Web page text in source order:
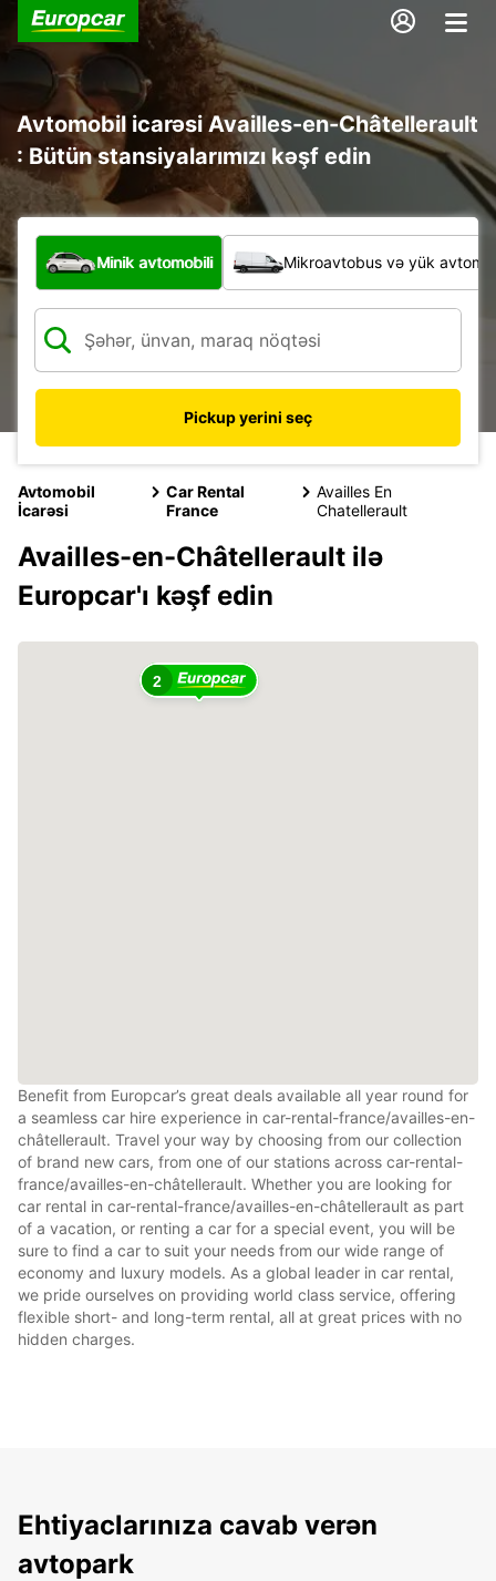
Avtomobil icarəsi Availles-en-Châtellerault
: Bütün stansiyalarımızı kəşf edin
Hansı növ nəqliyyat vasitəsi?
Minik avtomobili Mikroavtobus və yük
Pickup yerini seç
Avtomobil
İcarəsi
Car Rental
France
Availles En
Chatellerault
Availles-en-Châtellerault ilə
Europcar'ı kəşf edin
2
Benefit from Europcar’s great deals available all year round for
a seamless car hire experience in car-rental-france/availles-en-
châtellerault. Travel your way by choosing from our collection
of brand new cars, from one of our stations across car-rental-
france/availles-en-châtellerault. Whether you are looking for
car rental in car-rental-france/availles-en-châtellerault as part
of a vacation, or renting a car for a special event, you will be
sure to find a car to suit your needs from our wide range of
economy and luxury models. As a global leader in car rental,
we pride ourselves on providing world class service, offering
flexible short- and long-term rental, all at great prices with no
hidden charges.
Ehtiyaclarınıza cavab verən
avtopark